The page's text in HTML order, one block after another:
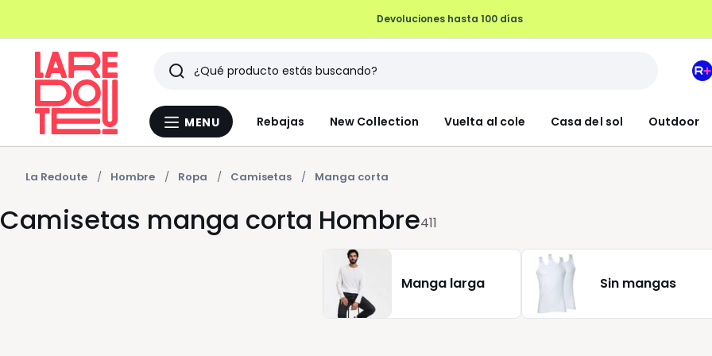
Devoluciones hasta 100 días
Menu
MENU Rebajas New Collection Vuelta al cole Casa del sol Outdoor
Buscar
Últimos
artículos
vistos
Mi
La Redoute Hombre Ropa Camisetas Manga corta
Camisetas manga corta Hombre411
Manga larga Sin mangas